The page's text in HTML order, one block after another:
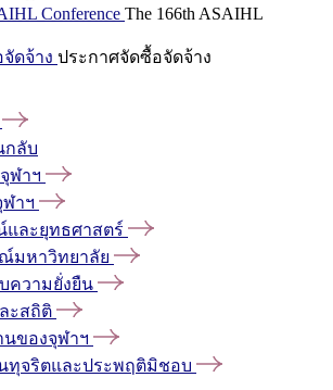
Conference The 166th ASAIHL
ดจ้าง ประกาศจัดซื้อจัดจ้าง
กลับ
ฬาฯ
าฯ
และยุทธศาสตร์
มหาวิทยาลัย
ความยั่งยืน
ะสถิติ
นของจุฬาฯ
นทุจริตและประพฤติมิชอบ